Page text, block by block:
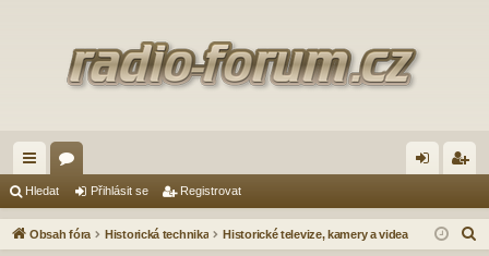
yc
hl a lá ist
Hledat Přihlásit se Registrovat
Obsah fóra Historická technika Historické televize, kamery a videa